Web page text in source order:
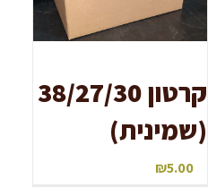
קרטון 38/27/30
(שמינית)
₪5.00